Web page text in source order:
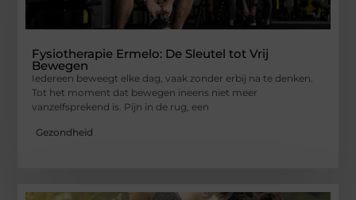
Fysiotherapie Ermelo: De Sleutel tot Vrij
Bewegen
Iedereen beweegt elke dag, vaak zonder erbij na te denken.
Tot het moment dat bewegen ineens niet meer
vanzelfsprekend is. Pijn in de rug, een
Gezondheid